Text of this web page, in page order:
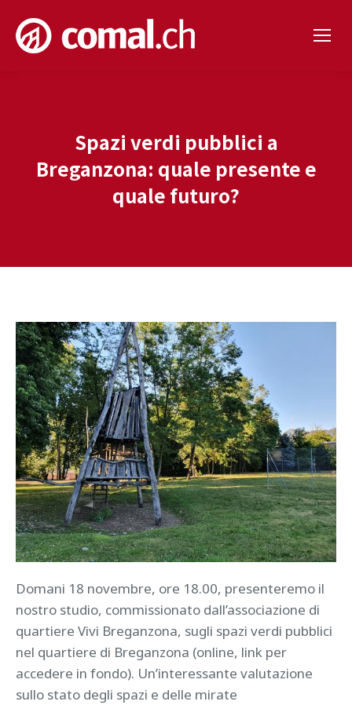
Spazi verdi pubblici a
Breganzona: quale presente e
quale futuro?
Domani 18 novembre, ore 18.00, presenteremo il
nostro studio, commissionato dall’associazione di
quartiere Vivi Breganzona, sugli spazi verdi pubblici
nel quartiere di Breganzona (online, link per
accedere in fondo). Un’interessante valutazione
sullo stato degli spazi e delle mirate